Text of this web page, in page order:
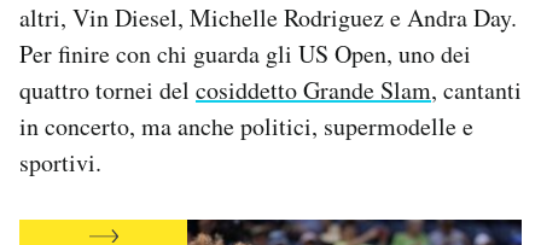
altri, Vin Diesel, Michelle Rodriguez e Andra Day.
Per finire con chi guarda gli US Open, uno dei
quattro tornei del cosiddetto Grande Slam, cantanti
in concerto, ma anche politici, supermodelle e
sportivi.